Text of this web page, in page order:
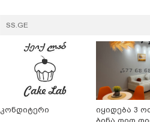
სამართალი
SS.GE
კონდიტერი
იყიდება 3